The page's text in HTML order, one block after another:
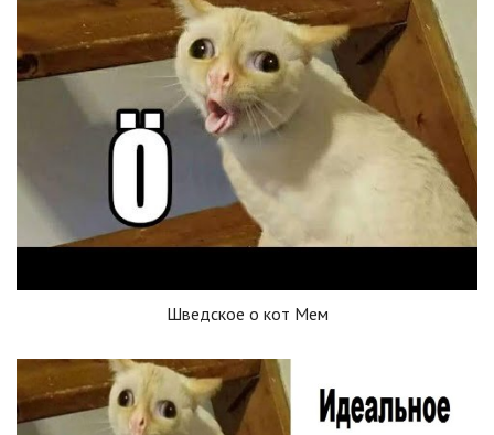
Шведское о кот Мем